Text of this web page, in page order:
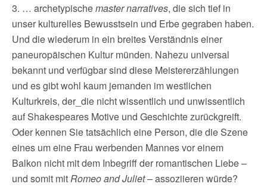
3. … archetypischemaster narratives, die sich tief in
unser kulturelles Bewusstsein und Erbe gegraben haben.
Und die wiederum in ein breites Verständnis einer
paneuropäischen Kultur münden. Nahezu universal
bekannt und verfügbar sind diese Meistererzählungen
und es gibt wohl kaum jemanden im westlichen
Kulturkreis, der_die nicht wissentlich und unwissentlich
auf Shakespeares Motive und Geschichte zurückgreift.
Oder kennen Sie tatsächlich eine Person, die die Szene
eines um eine Frau werbenden Mannes vor einem
Balkon nicht mit dem Inbegriff der romantischen Liebe –
und somit mitRomeo and Juliet– assoziieren würde?